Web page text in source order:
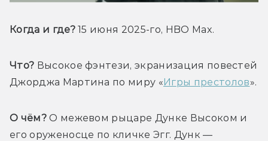
Когда и где? 15 июня 2025-го, HBO Max.
Что? Высокое фэнтези, экранизация повестей
Джорджа Мартина по миру «Игры престолов».
О чём? О межевом рыцаре Дунке Высоком и
его оруженосце по кличке Эгг. Дунк —